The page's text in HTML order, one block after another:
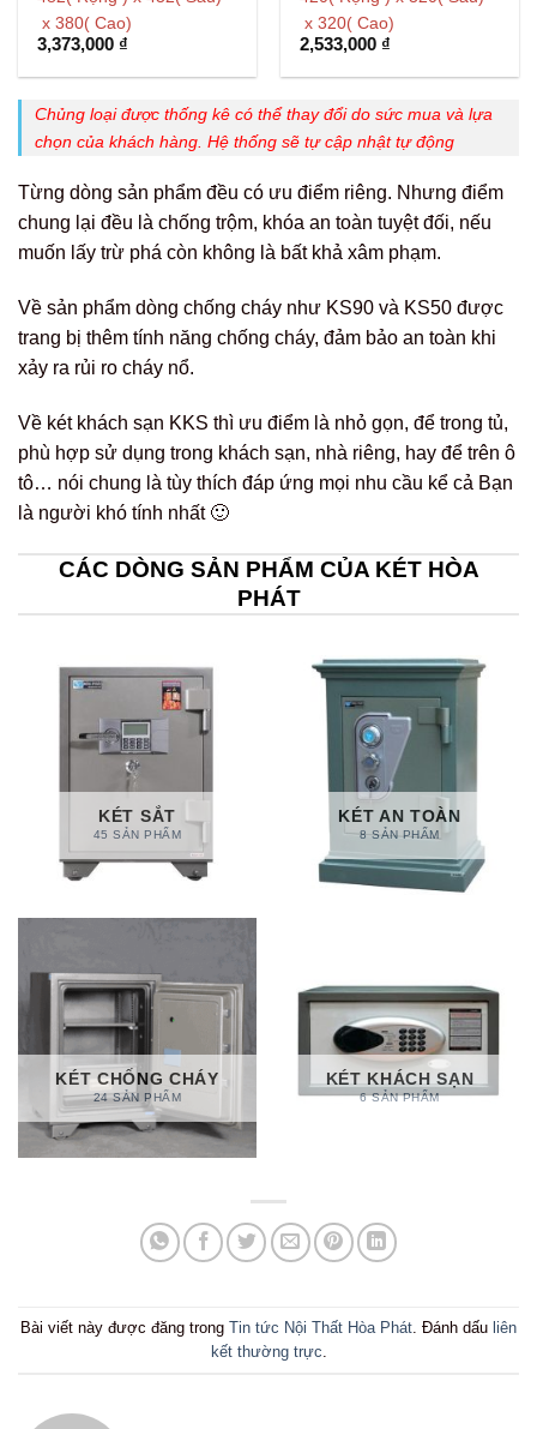
x 380( Cao)
3,373,000 ₫
x 320( Cao)
2,533,000 ₫
Chủng loại được thống kê có thể thay đổi do sức mua và lựa
chọn của khách hàng. Hệ thống sẽ tự cập nhật tự động
Từng dòng sản phẩm đều có ưu điểm riêng. Nhưng điểm
chung lại đều là chống trộm, khóa an toàn tuyệt đối, nếu
muốn lấy trừ phá còn không là bất khả xâm phạm.
Về sản phẩm dòng chống cháy như KS90 và KS50 được
trang bị thêm tính năng chống cháy, đảm bảo an toàn khi
xảy ra rủi ro cháy nổ.
Về két khách sạn KKS thì ưu điểm là nhỏ gọn, để trong tủ,
phù hợp sử dụng trong khách sạn, nhà riêng, hay để trên ô
tô… nói chung là tùy thích đáp ứng mọi nhu cầu kể cả Bạn
là người khó tính nhất 🙂
CÁC DÒNG SẢN PHẨM CỦA KÉT HÒA
PHÁT
KÉT SẮT
45 SẢN PHẨM
KÉT AN TOÀN
8 SẢN PHẨM
KÉT CHỐNG CHÁY
24 SẢN PHẨM
KÉT KHÁCH SẠN
6 SẢN PHẨM
Bài viết này được đăng trong Tin tức Nội Thất Hòa Phát . Đánh dấu liên
kết thường trực